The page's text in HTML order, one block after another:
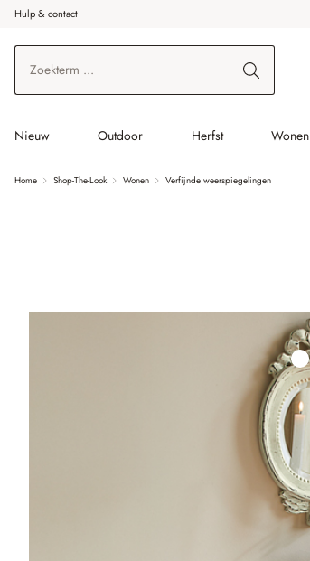
de hoofdinhoud
Ga naar zoeken
Ga naar de hoofdnavigatie
Hulp & contact
Nieuw Outdoor Herfst Wonen
Home Shop-The-Look Wonen Verfijnde weerspiegelingen